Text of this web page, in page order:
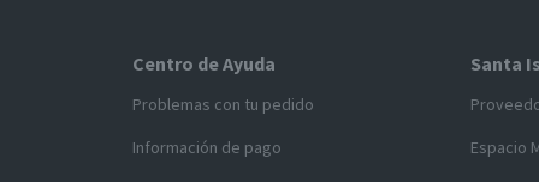
Centro de Ayuda
Problemas con tu pedido
Información de pago
Santa
Espacio